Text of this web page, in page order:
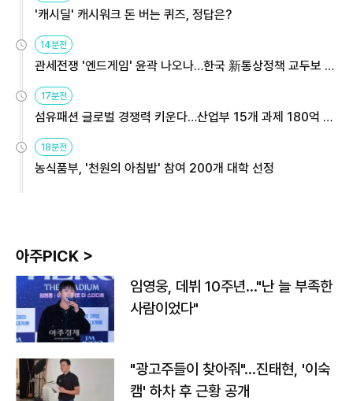
'캐시딜' 캐시워크 돈 버는 퀴즈, 정답은?
14분전
관세전쟁 '엔드게임' 윤곽 나오나…한국 新통상정책 교두보 활
용해야
17분전
섬유패션 글로벌 경쟁력 키운다…산업부 15개 과제 180억 지
원
18분전
농식품부, '천원의 아침밥' 참여 200개 대학 선정
아주PICK >
임영웅, 데뷔 10주년…"난 늘 부족한
사람이었다"
"광고주들이 찾아줘"…진태현, '이숙
캠' 하차 후 근황 공개